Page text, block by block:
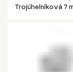
Trojúhelníková 7